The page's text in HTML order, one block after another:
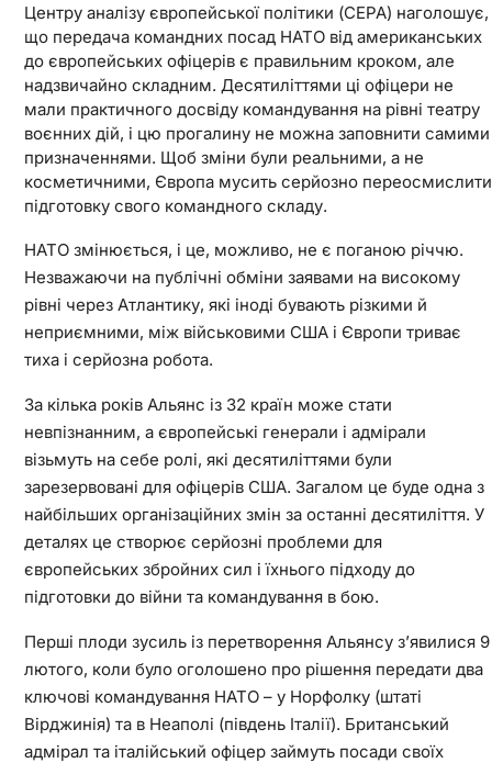
Центру аналізу європейської політики (CEPA) наголошує,
що передача командних посад НАТО від американських
до європейських офіцерів є правильним кроком, але
надзвичайно складним. Десятиліттями ці офіцери не
мали практичного досвіду командування на рівні театру
воєнних дій, і цю прогалину не можна заповнити самими
призначеннями. Щоб зміни були реальними, а не
косметичними, Європа мусить серйозно переосмислити
підготовку свого командного складу.
НАТО змінюється, і це, можливо, не є поганою річчю.
Незважаючи на публічні обміни заявами на високому
рівні через Атлантику, які іноді бувають різкими й
неприємними, між військовими США і Європи триває
тиха і серйозна робота.
За кілька років Альянс із 32 країн може стати
невпізнанним, а європейські генерали і адмірали
візьмуть на себе ролі, які десятиліттями були
зарезервовані для офіцерів США. Загалом це буде одна з
найбільших організаційних змін за останні десятиліття. У
деталях це створює серйозні проблеми для
європейських збройних сил і їхнього підходу до
підготовки до війни та командування в бою.
Перші плоди зусиль із перетворення Альянсу з’явилися 9
лютого, коли було оголошено про рішення передати два
ключові командування НАТО – у Норфолку (штаті
Вірджинія) та в Неаполі (південь Італії). Британський
адмірал та італійський офіцер займуть посади своїх